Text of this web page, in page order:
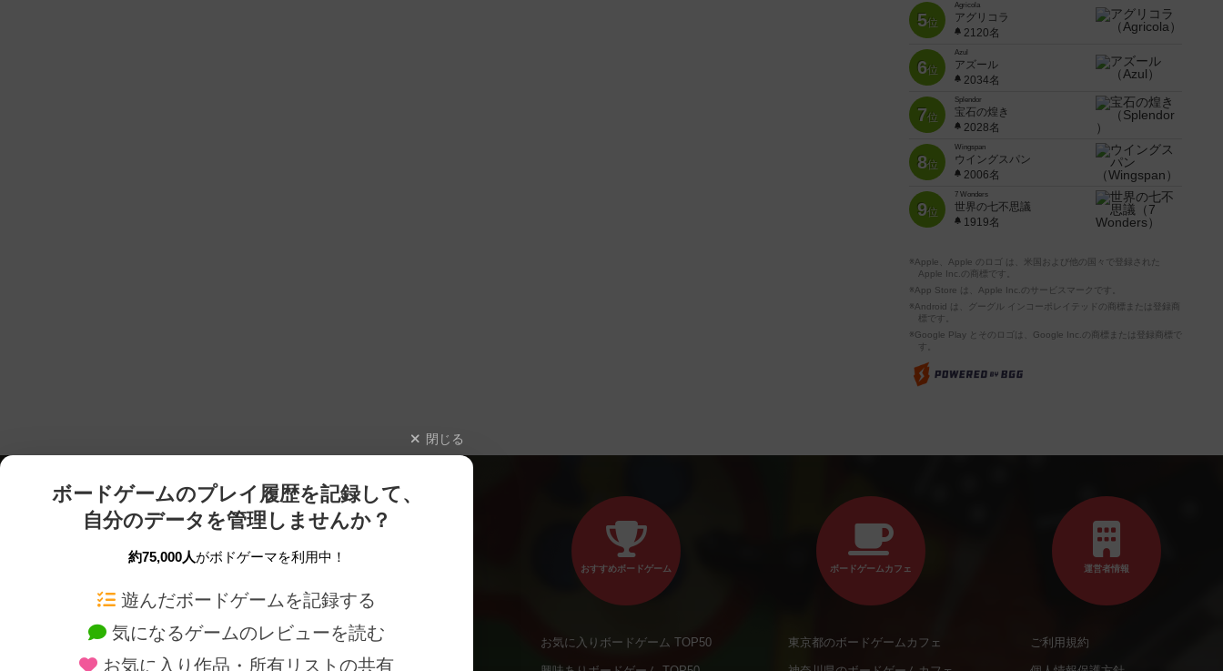
5位
Agricola
アグリコラ
2120名
6位
Azul
アズール
2034名
7位
Splendor
宝石の煌き
2028名
8位
Wingspan
ウイングスパン
2006名
9位
7 Wonders
世界の七不思議
1919名
※Apple、Apple のロゴ は、米国および他の国々で登録された
Apple Inc.の商標です。
※App Store は、Apple Inc.のサービスマークです。
※Android は、グーグル インコーポレイテッドの商標または登録商
標です。
※Google Play とそのロゴは、Google Inc.の商標または登録商標で
す。
閉じる
ボードゲームのプレイ履歴を記録して、
自分のデータを管理しませんか？
約75,000人がボドゲーマを利用中！
遊んだボードゲームを記録する
気になるゲームのレビューを読む
お気に入り作品・所有リストの共有
ボードゲームを検索する 新作・再入荷情報
おすすめボードゲーム
お気に入りボードゲーム TOP50
ボードゲームカフェ
東京都のボードゲームカフェ
運営者情報
ご利用規約